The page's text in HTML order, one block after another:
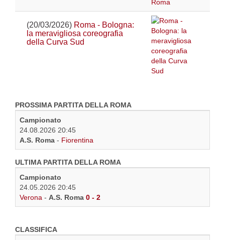
(20/03/2026) Roma - Bologna:
la meravigliosa coreografia
della Curva Sud
PROSSIMA PARTITA DELLA ROMA
Campionato
24.08.2026 20:45
A.S. Roma - Fiorentina
ULTIMA PARTITA DELLA ROMA
Campionato
24.05.2026 20:45
Verona - A.S. Roma 0 - 2
CLASSIFICA